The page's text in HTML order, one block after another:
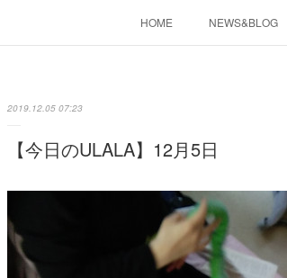
HOME NEWS&BLOG
2019.12.05 07:23
【今日のULALA】12月5日